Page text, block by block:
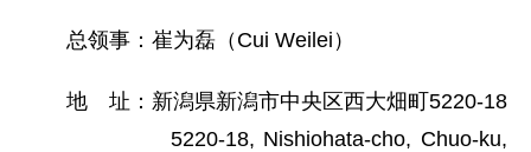
总领事：崔为磊（Cui Weilei）
地 址：新潟県新潟市中央区西大畑町5220-18
5220-18, Nishiohata-cho, Chuo-ku,